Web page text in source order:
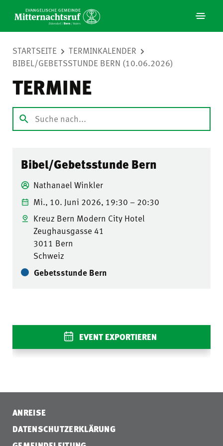
STARTSEITE
TERMINKALENDER
BIBEL/GEBETSSTUNDE BERN (10.06.2026)
TERMINE
Bibel/Gebetsstunde Bern
Nathanael Winkler
Mi., 10. Juni 2026, 19:30 – 20:30
Kreuz Bern Modern City Hotel
Zeughausgasse 41
3011 Bern
Schweiz
Gebetsstunde Bern
EVENT EXPORTIEREN
ANREISE
DATENSCHUTZERKLÄRUNG